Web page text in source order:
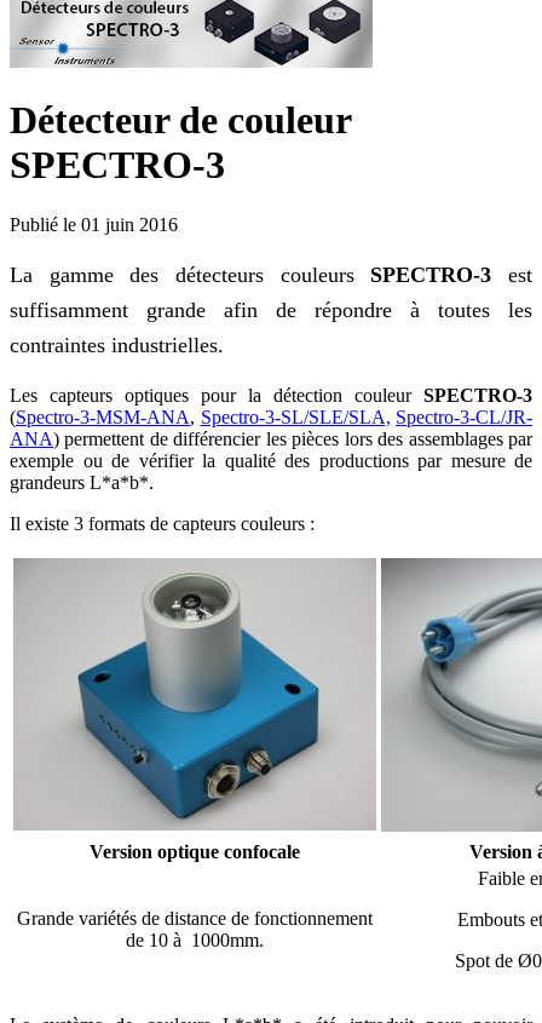
Détecteur de couleur
SPECTRO-3
Publié le 01 juin 2016
La gamme des détecteurs couleursSPECTRO-3est
suffisamment grande afin de répondre à toutes les
contraintes industrielles.
Les capteurs optiques pour la détection couleur SPECTRO-3
(Spectro-3-MSM-ANA, Spectro-3-SL/SLE/SLA, Spectro-3-CL/JR-
ANA) permettent de différencier les pièces lors des assemblages par
exemple ou de vérifier la qualité des productions par mesure de
grandeurs L*a*b*.
Il existe 3 formats de capteurs couleurs :
Version optique confocale Version
Grande variétés de distance de fonctionnement
de 10 à 1000mm.
Faible
Embouts
Spot de